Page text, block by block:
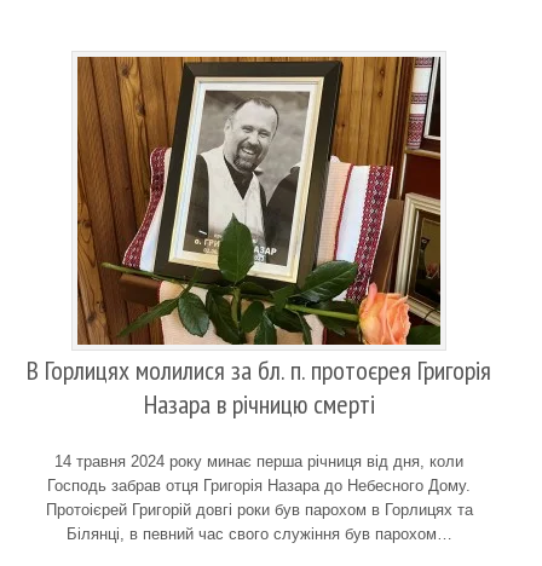
В Горлицях молилися за бл. п. протоєрея Григорія
Назара в річницю смерті
14 травня 2024 року минає перша річниця від дня, коли
Господь забрав отця Григорія Назара до Небесного Дому.
Протоієрей Григорій довгі роки був парохом в Горлицях та
Білянці, в певний час свого служіння був парохом…